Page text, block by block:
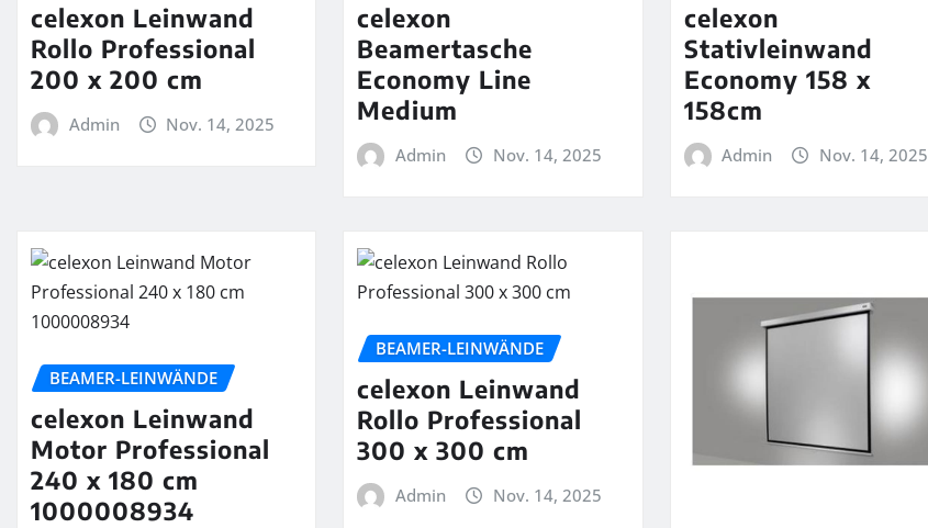
celexon Leinwand
Rollo Professional
200 x 200 cm
Admin Nov. 14, 2025
celexon
Beamertasche
Economy Line
Medium
Admin Nov. 14, 2025
celexon
Stativleinwand
Economy 158 x
158cm
Admin Nov. 14, 2025
BEAMER-LEINWÄNDE
celexon Leinwand
Motor Professional
240 x 180 cm
1000008934
BEAMER-LEINWÄNDE
celexon Leinwand
Rollo Professional
300 x 300 cm
Admin Nov. 14, 2025